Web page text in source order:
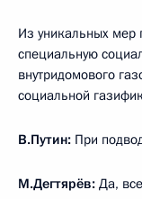
Из уникальных мер
специальную
внутридомового
социальной
В.Путин: При
М.Дегтярёв: Да,